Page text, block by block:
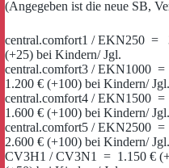
(Angegeben ist die neue SB,
central.comfort1 / EKN250 =
(+25) bei Kindern/ Jgl.
central.comfort3 / EKN1000 =
1.200 € (+100) bei Kindern/ Jgl.
central.comfort4 / EKN1500 =
1.600 € (+100) bei Kindern/ Jgl.
central.comfort5 / EKN2500 =
2.600 € (+100) bei Kindern/ Jgl.
CV3H1 / CV3N1 = 1.150 €